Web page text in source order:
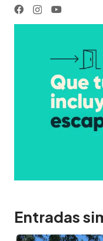
Entradas